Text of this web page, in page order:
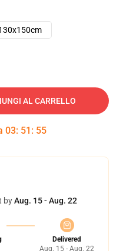
AL CARRELLO
03: 51 : 55
byAug. 15 - Aug. 22
Delivered
Aug. 15 - Aug. 22